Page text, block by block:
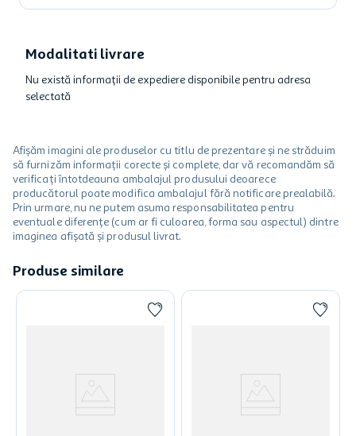
Modalitati livrare
Nu există informații de expediere disponibile pentru adresa
selectată
Afișăm imagini ale produselor cu titlu de prezentare și ne străduim
să furnizăm informații corecte și complete, dar vă recomandăm să
verificați întotdeauna ambalajul produsului deoarece
producătorul poate modifica ambalajul fără notificare prealabilă.
Prin urmare, nu ne putem asuma responsabilitatea pentru
eventuale diferențe (cum ar fi culoarea, forma sau aspectul) dintre
imaginea afișată și produsul livrat.
Produse similare